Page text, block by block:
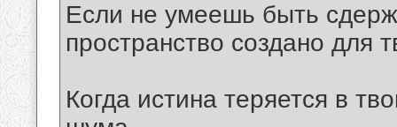
Если не умеешь быть
пространство создано для
Когда истина теряется в